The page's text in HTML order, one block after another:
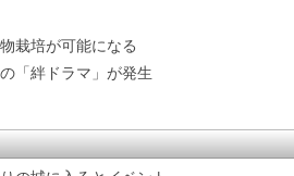
栽培が可能になる
「絆ドラマ」が発生